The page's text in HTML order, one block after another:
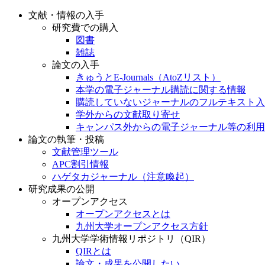
文献・情報の入手
研究費での購入
図書
雑誌
論文の入手
きゅうとE-Journals（AtoZリスト）
本学の電子ジャーナル購読に関する情報
購読していないジャーナルのフルテキスト
学外からの文献取り寄せ
キャンパス外からの電子ジャーナル等の利用
論文の執筆・投稿
文献管理ツール
APC割引情報
ハゲタカジャーナル（注意喚起）
研究成果の公開
オープンアクセス
オープンアクセスとは
九州大学オープンアクセス方針
九州大学学術情報リポジトリ（QIR）
QIRとは